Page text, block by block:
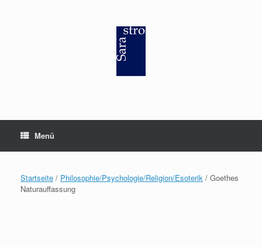
Menü
Startseite / Philosophie/Psychologie/Religion/Esoterik / Goethes
Naturauffassung